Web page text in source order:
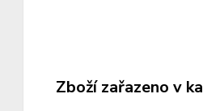
Zboží zařazeno v